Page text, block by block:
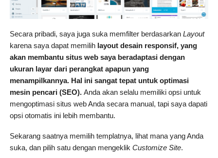
Secara pribadi, saya juga suka memfilter berdasarkan Layout
karena saya dapat memilih layout desain responsif, yang
akan membantu situs web saya beradaptasi dengan
ukuran layar dari perangkat apapun yang
menampilkannya. Hal ini sangat tepat untuk optimasi
mesin pencari (SEO). Anda akan selalu memiliki opsi untuk
mengoptimasi situs web Anda secara manual, tapi saya dapati
opsi otomatis ini lebih membantu.
Sekarang saatnya memilih templatnya, lihat mana yang Anda
suka, dan pilih satu dengan mengeklik Customize Site.